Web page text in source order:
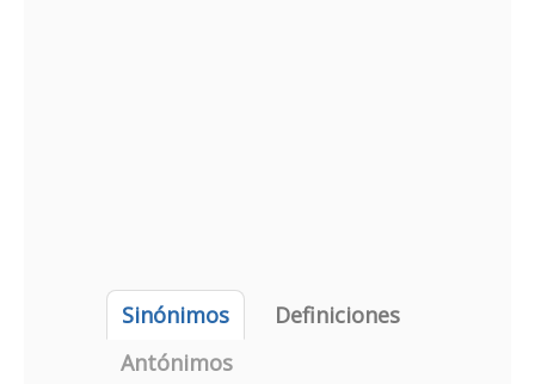
Sinónimos
Definiciones
Antónimos